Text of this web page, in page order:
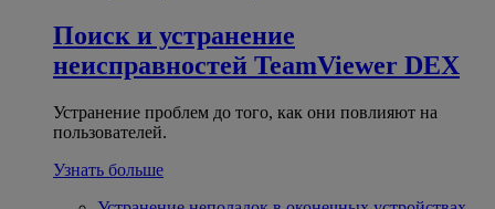
Поиск и устранение
неисправностей TeamViewer DEX
Устранение проблем до того, как они повлияют на
пользователей.
Узнать больше